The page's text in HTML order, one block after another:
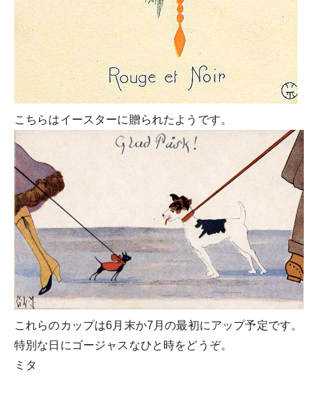
こちらはイースターに贈られたようです。
これらのカップは6月末か7月の最初にアップ予定です。
特別な日にゴージャスなひと時をどうぞ。
ミタ